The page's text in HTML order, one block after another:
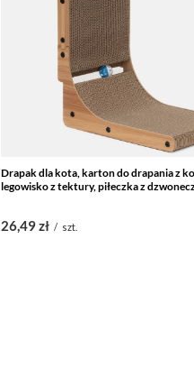
Drapak dla kota, karton do drapania z
legowisko z tektury, piłeczka z
26,49 zł / szt.